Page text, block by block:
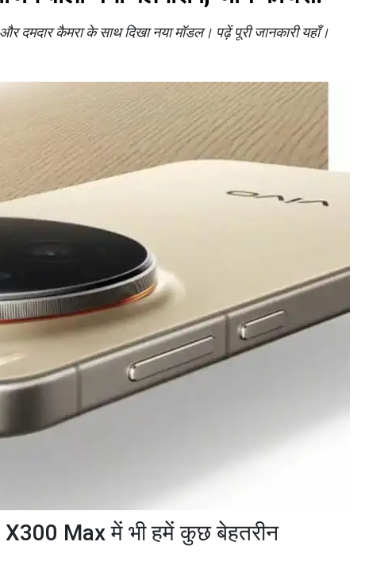
दमदार कैमरा के साथ दिखा नया मॉडल। पढ़ें पूरी जानकारी यहाँ।
X300 Max में भी हमें कुछ बेहतरीन